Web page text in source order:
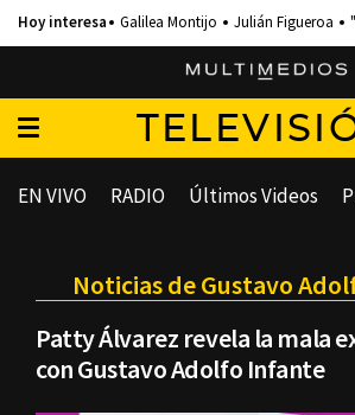
Galilea Montijo Julián Figueroa
EN VIVO RADIO Últimos Videos
Noticias de Gustavo
Patty Álvarez revela la mala
con Gustavo Adolfo Infante